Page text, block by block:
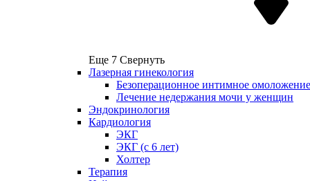
Еще 7 Свернуть
Лазерная гинекология
Безоперационное интимное омоложение
Лечение недержания мочи у женщин
Эндокринология
Кардиология
ЭКГ
ЭКГ (с 6 лет)
Холтер
Терапия